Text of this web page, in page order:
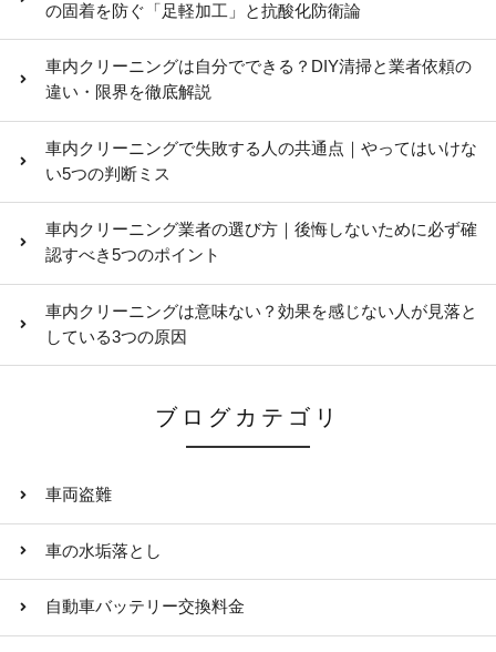
の固着を防ぐ「足軽加工」と抗酸化防衛論
車内クリーニングは自分でできる？DIY清掃と業者依頼の
違い・限界を徹底解説
車内クリーニングで失敗する人の共通点｜やってはいけな
い5つの判断ミス
車内クリーニング業者の選び方｜後悔しないために必ず確
認すべき5つのポイント
車内クリーニングは意味ない？効果を感じない人が見落と
している3つの原因
ブログカテゴリ
車両盗難
車の水垢落とし
自動車バッテリー交換料金